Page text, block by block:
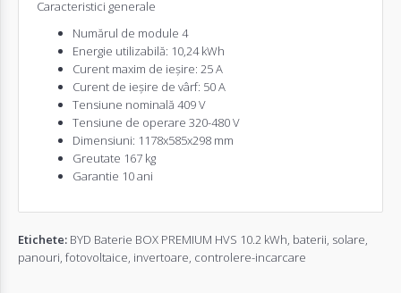
Caracteristici generale
Numărul de module 4
Energie utilizabilă: 10,24 kWh
Curent maxim de ieșire: 25 A
Curent de ieșire de vârf: 50 A
Tensiune nominală 409 V
Tensiune de operare 320-480 V
Dimensiuni: 1178x585x298 mm
Greutate 167 kg
Garantie 10 ani
Etichete: BYD Baterie BOX PREMIUM HVS 10.2 kWh baterii solare
panouri fotovoltaice invertoare controlere-incarcare